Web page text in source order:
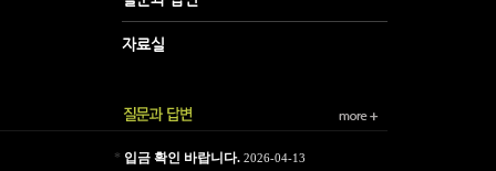
* 입금 확인 바랍니다.2026-04-13